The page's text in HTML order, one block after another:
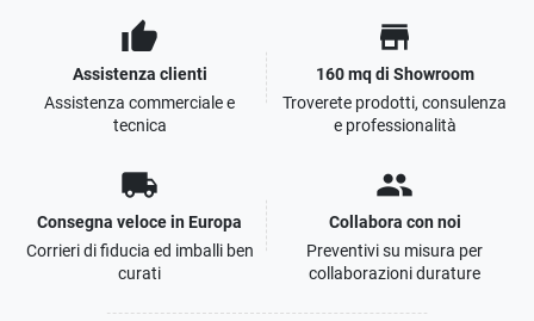
thumb_up
Assistenza clienti
Assistenza commerciale e
tecnica
store
160 mq di Showroom
Troverete prodotti, consulenza
e professionalità
local_shipping
Consegna veloce in Europa
Corrieri di fiducia ed imballi ben
curati
people
Collabora con noi
Preventivi su misura per
collaborazioni durature